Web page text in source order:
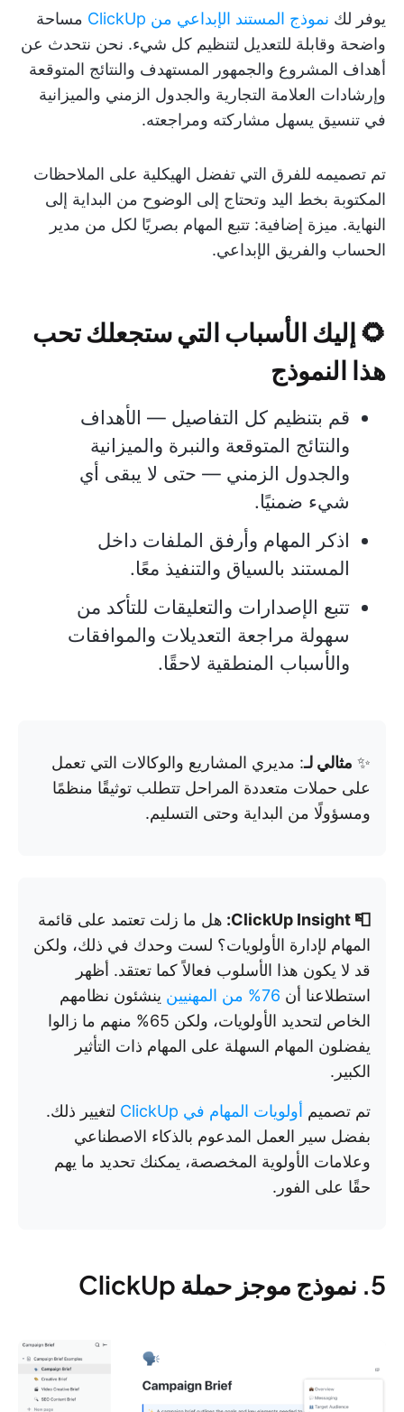
يوفر لك نموذج المستند الإبداعي من ClickUp
مساحة
واضحة وقابلة للتعديل لتنظيم كل شيء. نحن نتحدث عن
أهداف المشروع والجمهور المستهدف والنتائج المتوقعة
وإرشادات العلامة التجارية والجدول الزمني والميزانية
في تنسيق يسهل مشاركته ومراجعته.
تم تصميمه للفرق التي تفضل الهيكلية على الملاحظات
المكتوبة بخط اليد وتحتاج إلى الوضوح من البداية إلى
النهاية. ميزة إضافية: تتبع المهام بصريًا لكل من مدير
الحساب والفريق الإبداعي.
🌻 إليك الأسباب التي ستجعلك تحب
هذا النموذج
قم بتنظيم كل التفاصيل — الأهداف
والنتائج المتوقعة والنبرة والميزانية
والجدول الزمني — حتى لا يبقى أي
شيء ضمنيًا.
اذكر المهام وأرفق الملفات داخل
المستند بالسياق والتنفيذ معًا.
تتبع الإصدارات والتعليقات للتأكد من
سهولة مراجعة التعديلات والموافقات
والأسباب المنطقية لاحقًا.
✨ مثالي لـ: مديري المشاريع والوكالات التي تعمل
على حملات متعددة المراحل تتطلب توثيقًا منظمًا
ومسؤولًا من البداية وحتى التسليم.
📮 ClickUp Insight:
هل ما زلت تعتمد على قائمة
المهام لإدارة الأولويات؟ لست وحدك في ذلك، ولكن
قد لا يكون هذا الأسلوب فعالاً كما تعتقد. أظهر
استطلاعنا أن 76% من المهنيين
ينشئون نظامهم
الخاص لتحديد الأولويات، ولكن 65% منهم ما زالوا
يفضلون المهام السهلة على المهام ذات التأثير
الكبير.
تم تصميم أولويات المهام في ClickUp
لتغيير ذلك.
بفضل سير العمل المدعوم بالذكاء الاصطناعي
وعلامات الأولوية المخصصة، يمكنك تحديد ما يهم
حقًا على الفور.
5. نموذج موجز حملة ClickUp